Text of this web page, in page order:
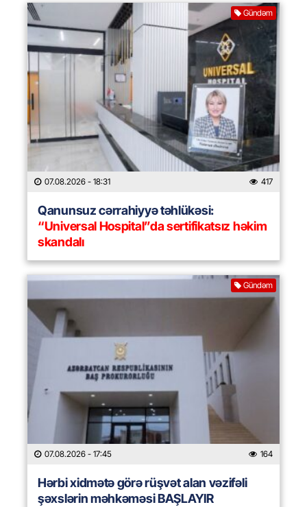
Gündəm
07.08.2026 - 18:31 417
Qanunsuz cərrahiyyə təhlükəsi:
“Universal Hospital”da sertifikatsız həkim
skandalı
Gündəm
07.08.2026 - 17:45 164
Hərbi xidmətə görə rüşvət alan vəzifəli
şəxslərin məhkəməsi BAŞLAYIR